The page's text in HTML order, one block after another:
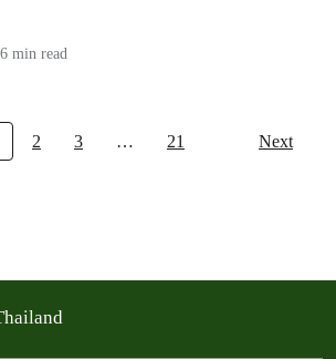
6 min read
2 3 … 21 Next